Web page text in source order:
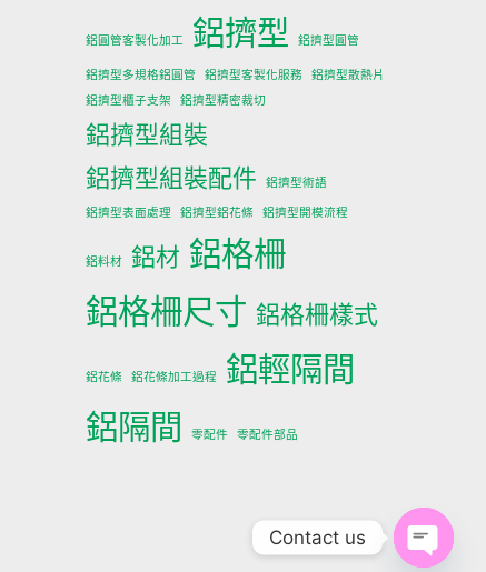
鋁圓管客製化加工 鋁擠型 鋁擠型圓管
鋁擠型多規格鋁圓管 鋁擠型客製化服務
鋁擠型散熱片
鋁擠型櫃子支架
鋁擠型精密裁切
鋁擠型組裝
鋁擠型組裝配件
鋁擠型術語
鋁擠型表面處理
鋁擠型鋁花條 鋁擠型開模流程
鋁料材 鋁材 鋁格柵
鋁格柵尺寸 鋁格柵樣式
鋁花條 鋁花條加工過程
鋁輕隔間
鋁隔間
零配件 零配件部品
Contact us